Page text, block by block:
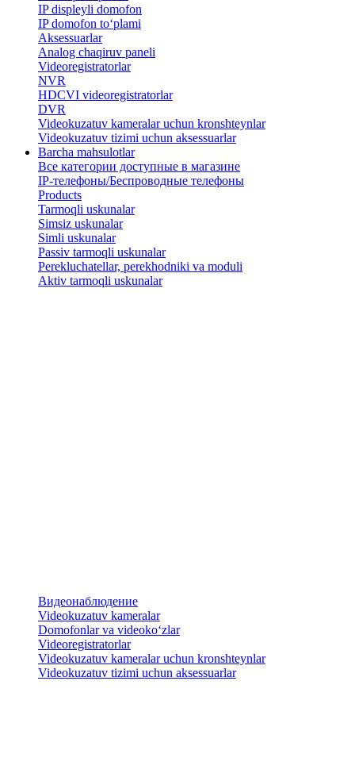
IP displeyli domofon
IP domofon to‘plami
Aksessuarlar
Analog chaqiruv paneli
Videoregistratorlar
NVR
HDCVI videoregistratorlar
DVR
Videokuzatuv kameralar uchun kronshteynlar
​Videokuzatuv tizimi uchun aksessuarlar
Barcha mahsulotlar
Все категории доступные в магазине
IP-телефоны/Беспроводные телефоны
Products
Tarmoqli uskunalar
Simsiz uskunalar
Simli uskunalar
Passiv tarmoqli uskunalar
​Perekluchatellar, perekhodniki va moduli
Aktiv tarmoqli uskunalar
Видеонаблюдение
Videokuzatuv kameralar
​Domofonlar va videoko‘zlar
Videoregistratorlar
Videokuzatuv kameralar uchun kronshteynlar
​Videokuzatuv tizimi uchun aksessuarlar